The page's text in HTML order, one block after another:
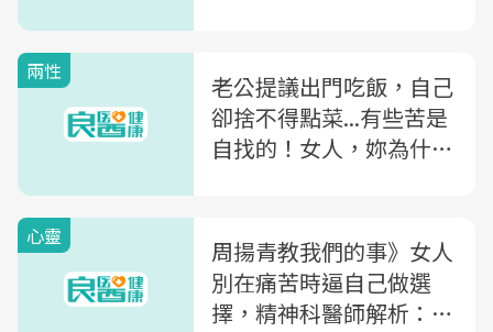
兩性
老公提議出門吃飯，自己
卻捨不得點菜...有些苦是
自找的！女人，妳為什麼
心靈
周揚青教我們的事》女人
別在痛苦時逼自己做選
擇，精神科醫師解析：為